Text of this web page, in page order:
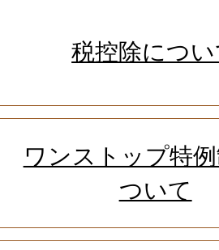
税控除につ
ワンストップ特
ついて